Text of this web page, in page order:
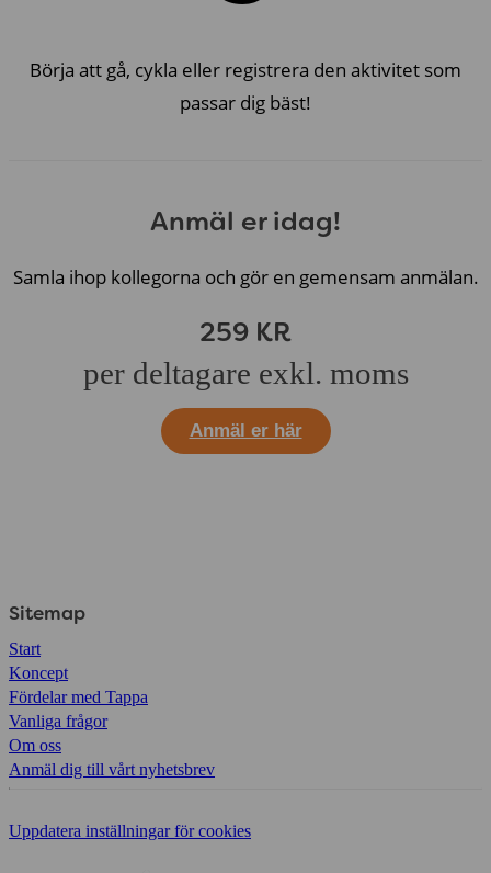
Börja att gå, cykla eller registrera den aktivitet som
passar dig bäst!
Anmäl er idag!
Samla ihop kollegorna och gör en gemensam anmälan.
259 KR
per deltagare exkl. moms
Anmäl er här
Sitemap
Start
Koncept
Fördelar med Tappa
Vanliga frågor
Om oss
Anmäl dig till vårt nyhetsbrev
Uppdatera inställningar för cookies